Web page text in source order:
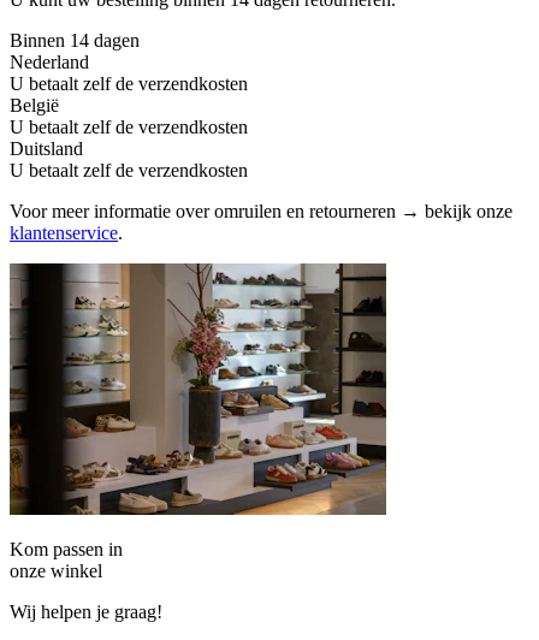
Binnen 14 dagen
Nederland
U betaalt zelf de verzendkosten
België
U betaalt zelf de verzendkosten
Duitsland
U betaalt zelf de verzendkosten
Voor meer informatie over omruilen en retourneren → bekijk onze
klantenservice.
Kom passen in
onze winkel
Wij helpen je graag!